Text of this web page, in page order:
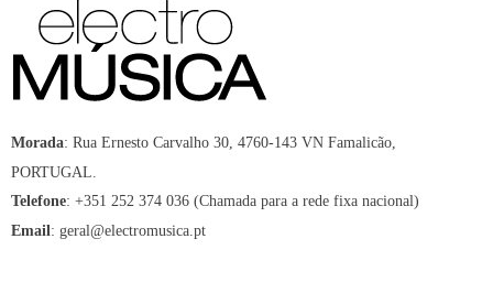
Morada: Rua Ernesto Carvalho 30, 4760-143 VN Famalicão,
PORTUGAL.
Telefone: +351 252 374 036 (Chamada para a rede fixa nacional)
Email : geral@electromusica.pt